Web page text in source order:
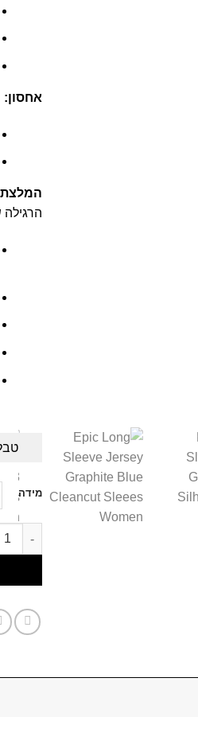
אחסון:
המלצת
מידה
כמות של Epic Women's Long Sleeve Jersey Graphite Blue